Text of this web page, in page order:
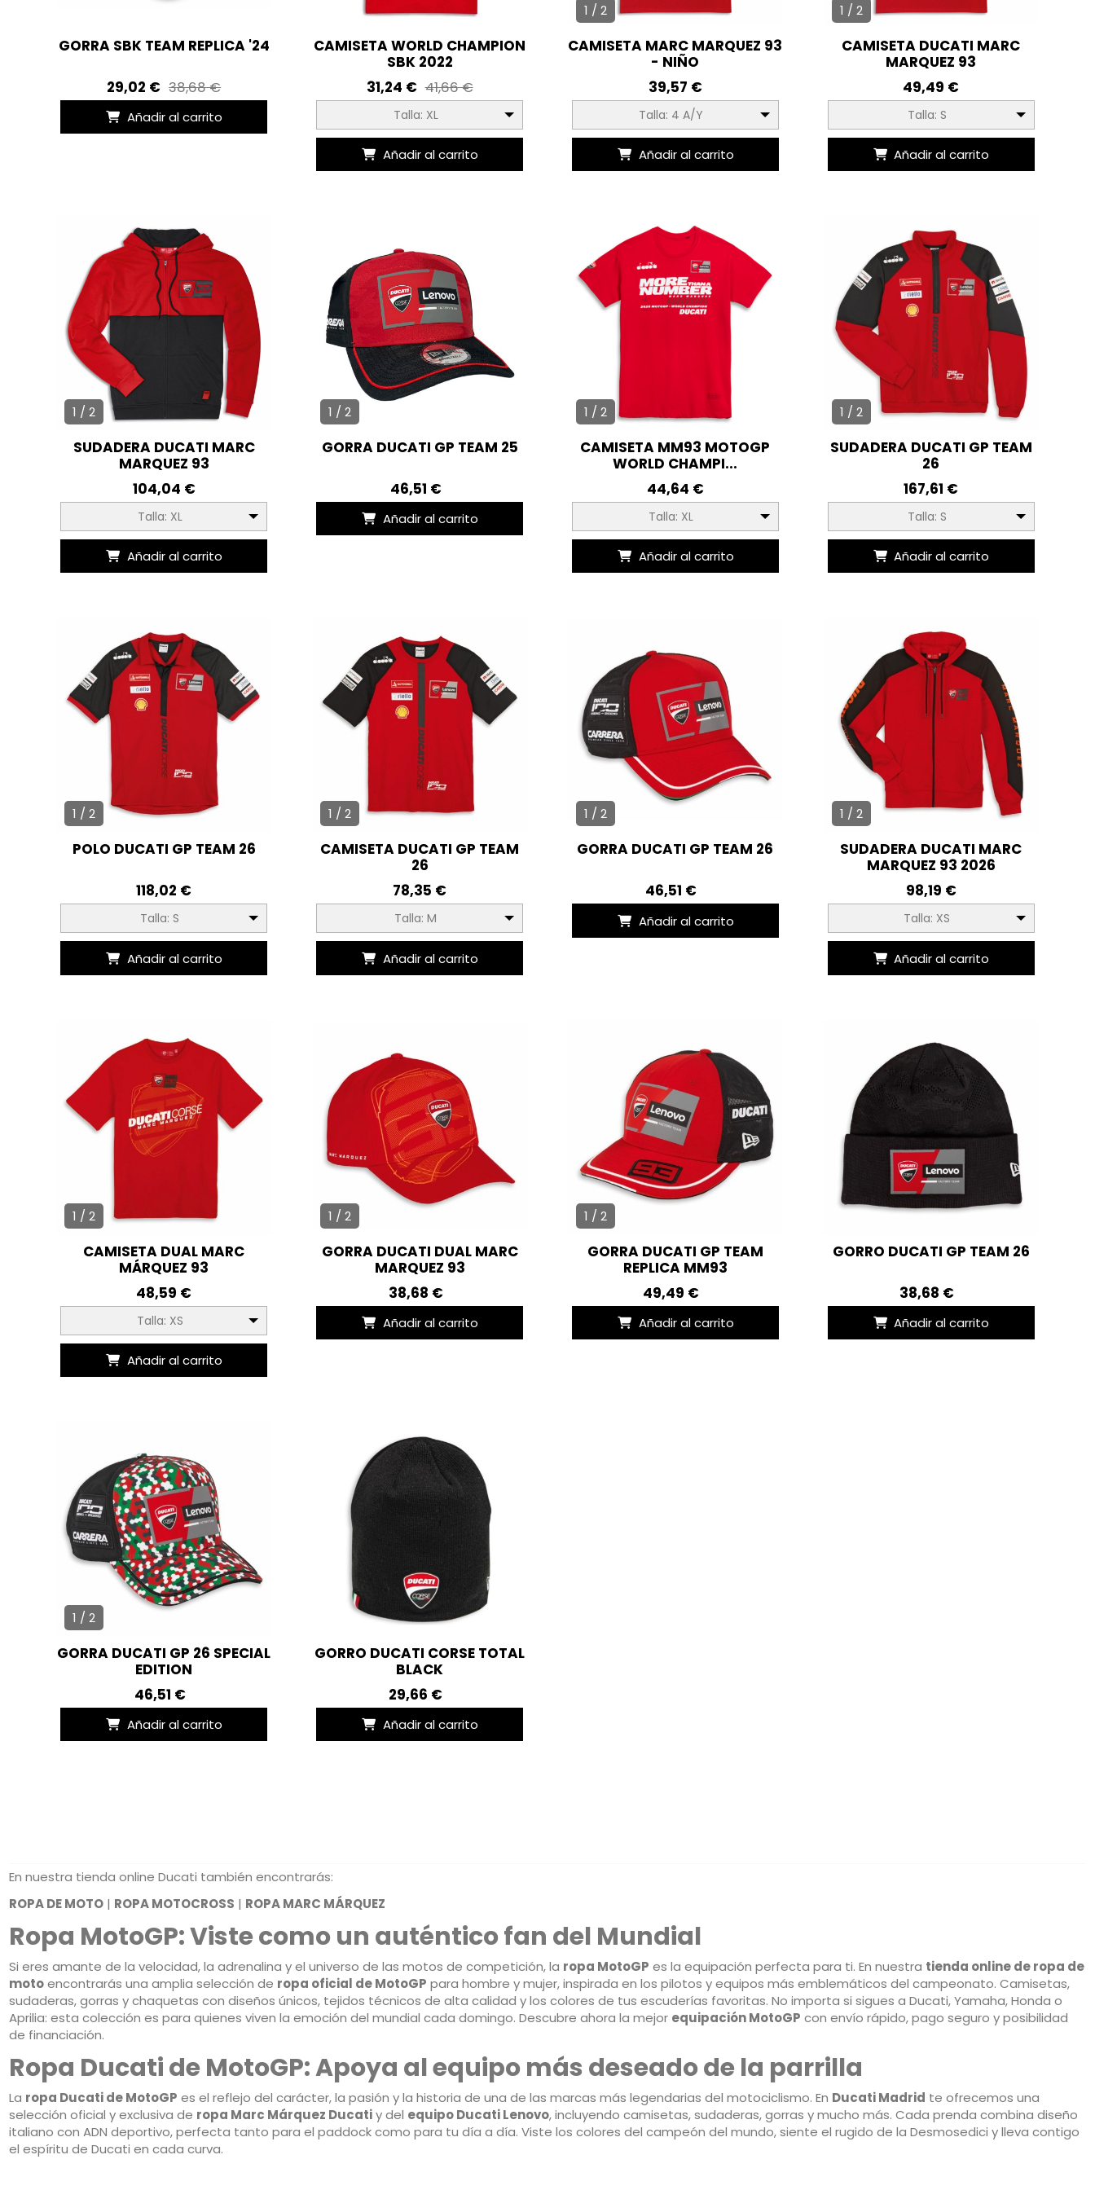
GORRA SBK TEAM REPLICA '24
29,02 € 38,68 €
Añadir al carrito
CAMISETA WORLD CHAMPION
SBK 2022
41,66 €
31,24 €
Talla: XL
Añadir al carrito
1 / 2
CAMISETA MARC MARQUEZ 93
- NIÑO
39,57 €
Talla: 4 A/Y
Añadir al carrito
1 / 2
CAMISETA DUCATI MARC
MARQUEZ 93
49,49 €
Talla: S
Añadir al carrito
1 / 2
SUDADERA DUCATI MARC
MARQUEZ 93
104,04 €
Talla: XL
Añadir al carrito
1 / 2
GORRA DUCATI GP TEAM 25
46,51 €
Añadir al carrito
1 / 2
CAMISETA MM93 MOTOGP
WORLD CHAMPI...
44,64 €
Talla: XL
Añadir al carrito
1 / 2
SUDADERA DUCATI GP TEAM
26
167,61 €
Talla: S
Añadir al carrito
1 / 2
POLO DUCATI GP TEAM 26
118,02 €
Talla: S
Añadir al carrito
1 / 2
CAMISETA DUCATI GP TEAM
26
78,35 €
Talla: M
Añadir al carrito
1 / 2
GORRA DUCATI GP TEAM 26
46,51 €
Añadir al carrito
1 / 2
SUDADERA DUCATI MARC
MARQUEZ 93 2026
98,19 €
Talla: XS
Añadir al carrito
1 / 2
CAMISETA DUAL MARC
MÁRQUEZ 93
48,59 €
Talla: XS
Añadir al carrito
1 / 2
GORRA DUCATI DUAL MARC
MARQUEZ 93
38,68 €
Añadir al carrito
1 / 2
GORRA DUCATI GP TEAM
REPLICA MM93
49,49 €
Añadir al carrito
GORRO DUCATI GP TEAM 26
38,68 €
Añadir al carrito
1 / 2
GORRA DUCATI GP 26 SPECIAL
EDITION
46,51 €
Añadir al carrito
GORRO DUCATI CORSE TOTAL
BLACK
29,66 €
Añadir al carrito
En nuestra tienda online Ducati también encontrarás:
ROPA DE MOTO | ROPA MOTOCROSS | ROPA MARC MÁRQUEZ
Ropa MotoGP: Viste como un auténtico fan del Mundial
Si eres amante de la velocidad, la adrenalina y el universo de las motos de competición, la ropa MotoGP es la equipación perfecta para ti. En nuestra tienda online de ropa de
motoencontrarás una amplia selección de ropa oficial de MotoGP para hombre y mujer, inspirada en los pilotos y equipos más emblemáticos del campeonato. Camisetas,
sudaderas, gorras y chaquetas con diseños únicos, tejidos técnicos de alta calidad y los colores de tus escuderías favoritas. No importa si sigues a Ducati, Yamaha, Honda o
Aprilia: esta colección es para quienes viven la emoción del mundial cada domingo. Descubre ahora la mejor equipación MotoGP con envío rápido, pago seguro y posibilidad
de financiación.
Ropa Ducati de MotoGP: Apoya al equipo más deseado de la parrilla
La ropa Ducati de MotoGP es el reflejo del carácter, la pasión y la historia de una de las marcas más legendarias del motociclismo. En Ducati Madrid te ofrecemos una
selección oficial y exclusiva de ropa Marc Márquez Ducatiy del equipo Ducati Lenovo, incluyendo camisetas, sudaderas, gorras y mucho más. Cada prenda combina diseño
italiano con ADN deportivo, perfecta tanto para el paddock como para tu día a día. Viste los colores del campeón del mundo, siente el rugido de la Desmosedici y lleva contigo
el espíritu de Ducati en cada curva.